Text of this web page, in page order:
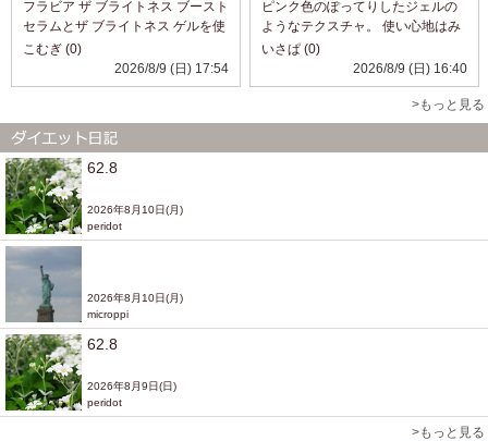
フラビア ザ ブライトネス ブースト
セラムとザ ブライトネス ゲルを使
ってみました。 セラムはなめらか
で肌になじませやすく、ベタつき
が気になりにくい使用感でした😊
りと...
こむぎ (0)
2026/8/9 (日) 17:54
ピンク色のぽってりしたジェルの
ようなテクスチャ。 使い心地はみ
ずみずしく、伸びとなじみがよい
です。 暑い日でもスッキリ使えま
す。 香りはほとんどしませんが、
少しスパイシー。 べたつかず、普
段のスキンケ...
いさぱ (0)
2026/8/9 (日) 16:40
>もっと見る
62.8
2026年8月10日(月)
peridot
2026年8月10日(月)
microppi
62.8
2026年8月9日(日)
peridot
>もっと見る